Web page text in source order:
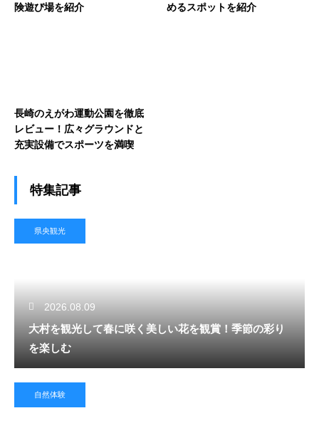
険遊び場を紹介
めるスポットを紹介
長崎のえがわ運動公園を徹底
レビュー！広々グラウンドと
充実設備でスポーツを満喫
特集記事
県央観光
2026.08.09
大村を観光して春に咲く美しい花を観賞！季節の彩り
を楽しむ
自然体験